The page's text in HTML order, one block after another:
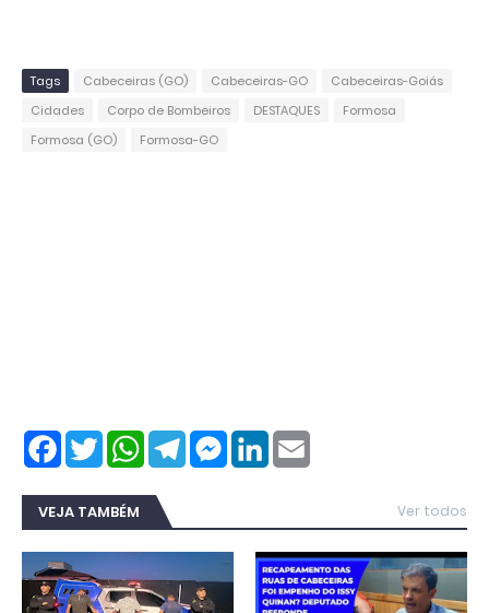
Tags Cabeceiras (GO) Cabeceiras-GO
Cabeceiras-Goiás
Cidades
Corpo de Bombeiros DESTAQUES
Formosa
Formosa (GO)
Formosa-GO
F
a
c
e
b
o
k
T
w
t
t
e
W
a
t
A
p
T
r
M
s
n
r
L
n
d
n
VEJA TAMBÉM Ver todos